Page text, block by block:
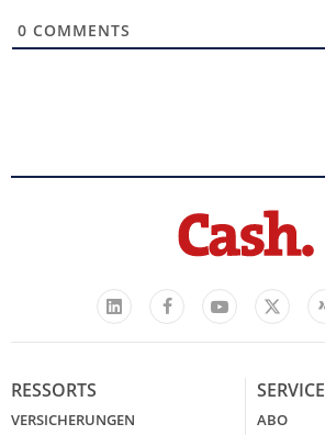
0 COMMENTS
LinkedIn
FacebookYouTube
X
RESSORTS
VERSICHERUNGEN
SERVICE
ABO